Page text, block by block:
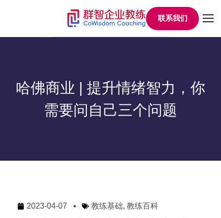
联系我们
哈佛商业 | 提升情绪智力，你
需要问自己三个问题
2023-04-07 教练基础, 教练百科